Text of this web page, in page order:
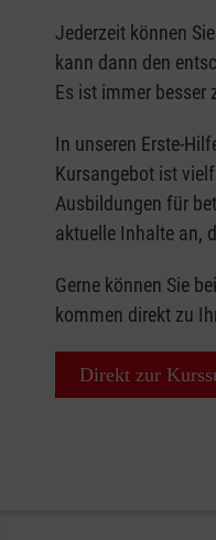
Jederzeit können
kann dann den
Es ist immer besser
In unseren Erste-
Kursangebot ist
Ausbildungen für
aktuelle Inhalte an,
Gerne können Sie
kommen direkt zu
Direkt zur